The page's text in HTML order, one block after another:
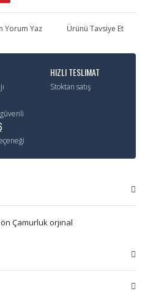
Yorum Yaz Ürünü Tavsiye Et
HIZLI TESLIMAT
Stoktan satış
Çamurluk orjınal